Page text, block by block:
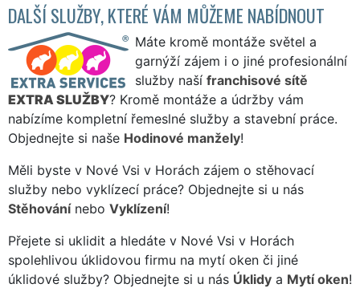
DALŠÍ SLUŽBY, KTERÉ VÁM MŮŽEME NABÍDNOUT
Máte kromě montáže světel a
garnýží zájem i o jiné profesionální
služby naší franchisové sítě
EXTRA SLUŽBY? Kromě montáže a údržby vám
nabízíme kompletní řemeslné služby a stavební práce.
Objednejte si naše Hodinové manžely!
Měli byste v Nové Vsi v Horách zájem o stěhovací
služby nebo vyklízecí práce? Objednejte si u nás
Stěhovánínebo Vyklízení!
Přejete si uklidit a hledáte v Nové Vsi v Horách
spolehlivou úklidovou firmu na mytí oken či jiné
úklidové služby? Objednejte si u nás Úklidy a Mytí oken!